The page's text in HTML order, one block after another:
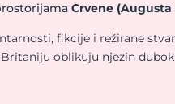
Crvene (Augusta
fikcije i režirane
oblikuju njezin